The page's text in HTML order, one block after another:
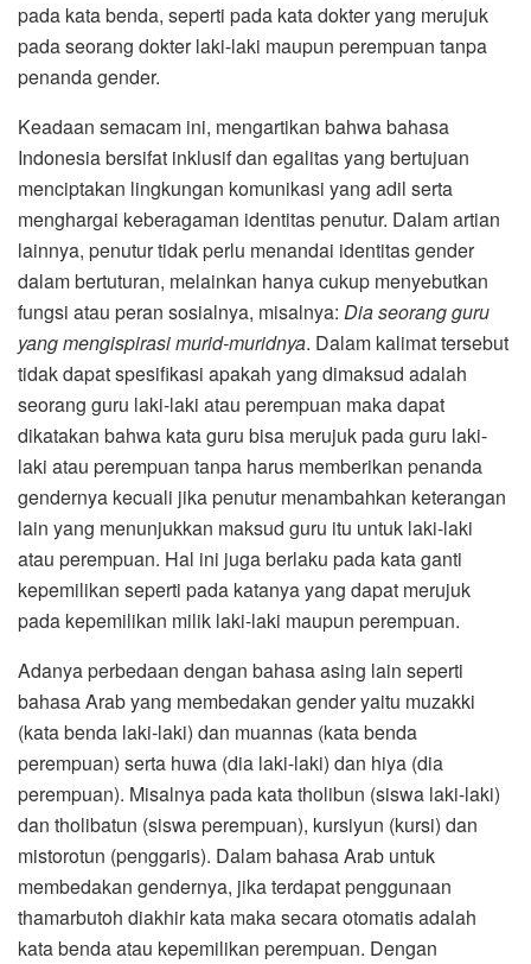
pada kata benda, seperti pada kata dokter yang merujuk
pada seorang dokter laki-laki maupun perempuan tanpa
penanda gender.
Keadaan semacam ini, mengartikan bahwa bahasa
Indonesia bersifat inklusif dan egalitas yang bertujuan
menciptakan lingkungan komunikasi yang adil serta
menghargai keberagaman identitas penutur. Dalam artian
lainnya, penutur tidak perlu menandai identitas gender
dalam bertuturan, melainkan hanya cukup menyebutkan
fungsi atau peran sosialnya, misalnya: Dia seorang guru
yang mengispirasi murid-muridnya. Dalam kalimat tersebut
tidak dapat spesifikasi apakah yang dimaksud adalah
seorang guru laki-laki atau perempuan maka dapat
dikatakan bahwa kata guru bisa merujuk pada guru laki-
laki atau perempuan tanpa harus memberikan penanda
gendernya kecuali jika penutur menambahkan keterangan
lain yang menunjukkan maksud guru itu untuk laki-laki
atau perempuan. Hal ini juga berlaku pada kata ganti
kepemilikan seperti pada katanya yang dapat merujuk
pada kepemilikan milik laki-laki maupun perempuan.
Adanya perbedaan dengan bahasa asing lain seperti
bahasa Arab yang membedakan gender yaitu muzakki
(kata benda laki-laki) dan muannas (kata benda
perempuan) serta huwa (dia laki-laki) dan hiya (dia
perempuan). Misalnya pada kata tholibun (siswa laki-laki)
dan tholibatun (siswa perempuan), kursiyun (kursi) dan
mistorotun (penggaris). Dalam bahasa Arab untuk
membedakan gendernya, jika terdapat penggunaan
thamarbutoh diakhir kata maka secara otomatis adalah
kata benda atau kepemilikan perempuan. Dengan